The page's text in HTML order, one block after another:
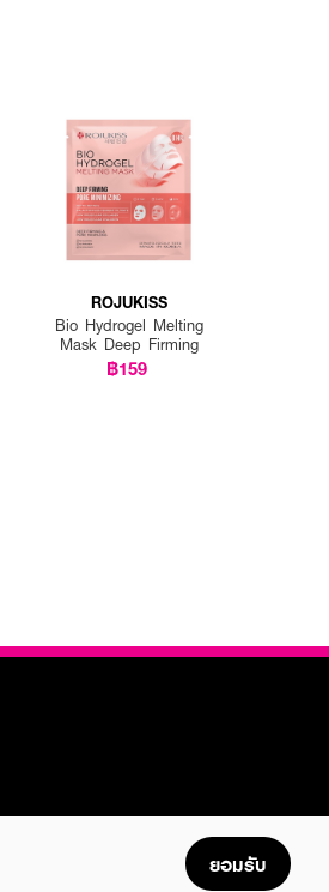
ROJUKISS
Bio Hydrogel Melting
Mask Deep Firming
฿159
ยอมรับ